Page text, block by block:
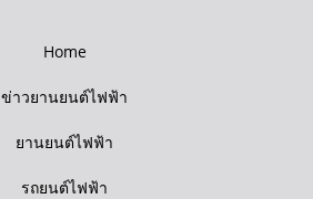
Home
ข่าวยานยนต์ไฟฟ้า
ยานยนต์ไฟฟ้า
รถยนต์ไฟฟ้า